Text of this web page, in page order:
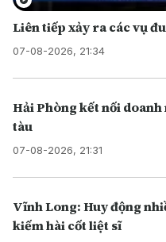
Liên tiếp xảy ra các vụ
07-08-2026, 21:34
Hải Phòng kết nối
tàu
07-08-2026, 21:31
Vĩnh Long: Huy động
kiếm hài cốt liệt sĩ